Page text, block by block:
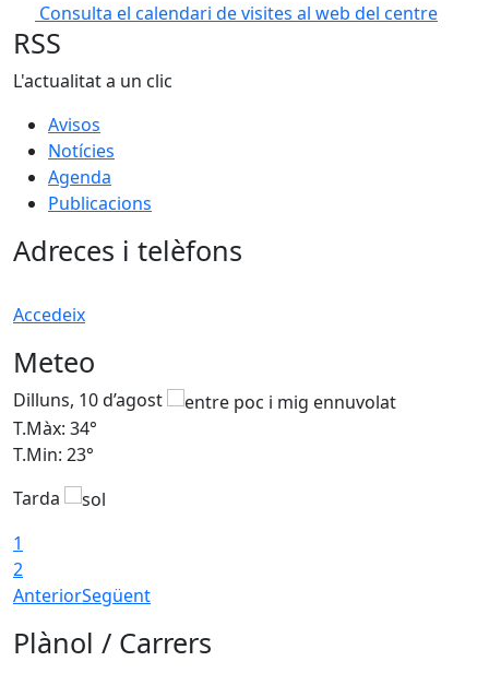
Consulta el calendari de visites al web del centre
RSS
L'actualitat a un clic
Avisos
Notícies
Agenda
Publicacions
Adreces i telèfons
Accedeix
Meteo
Dilluns, 10 d’agost
T.Màx: 34°
T.Min: 23°
Tarda
1
2
AnteriorSegüent
Plànol / Carrers